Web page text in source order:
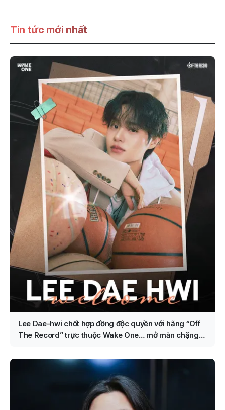
Tin tức mới nhất
Lee Dae-hwi chốt hợp đồng độc quyền với hãng “Off
The Record” trực thuộc Wake One… mở màn chặng